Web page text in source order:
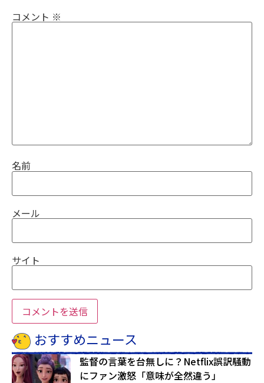
コメント ※
名前
メール
サイト
おすすめニュース
監督の言葉を台無しに？Netflix誤訳騒動
にファン激怒「意味が全然違う」